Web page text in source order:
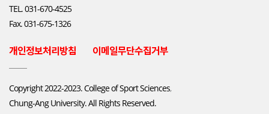
TEL. 031-670-4525
Fax. 031-675-1326
개인정보처리방침 이메일무단수집거부
Copyright 2022-2023.College of Sport Sciences,
Chung-Ang University. All Rights Reserved.